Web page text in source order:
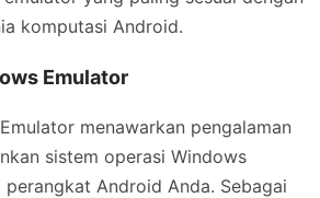
komputasi Android.
Emulator
menawarkan pengalaman
sistem operasi Windows
perangkat Android Anda. Sebagai